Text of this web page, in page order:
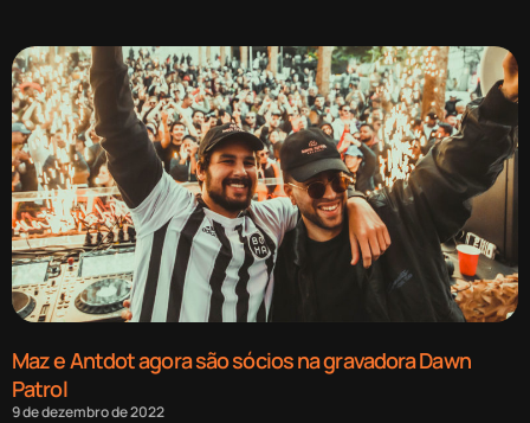
Maz e Antdot agora são sócios na gravadora Dawn
Patrol
9 de dezembro de 2022